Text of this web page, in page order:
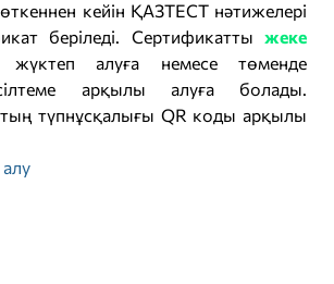
өткеннен кейін ҚАЗТЕСТ нәтижелері
беріледі. Сертификатты жеке
жүктеп алуға немесе төменде
арқылы алуға болады.
түпнұсқалығы QR коды арқылы